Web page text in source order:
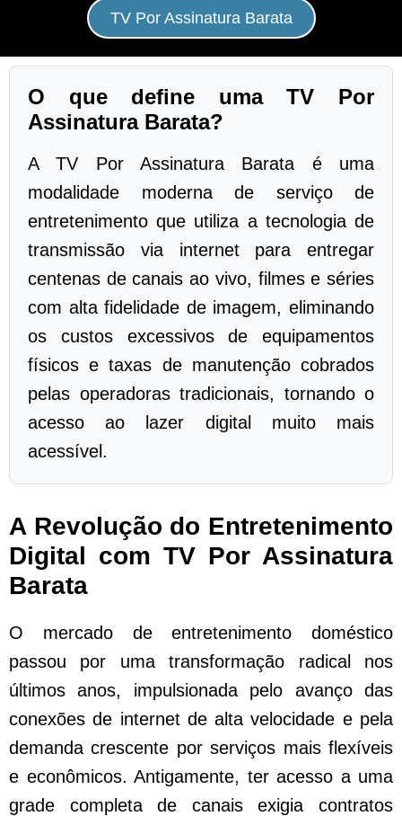
TV Por Assinatura Barata
O que define uma TV Por
Assinatura Barata?
A TV Por Assinatura Barata é uma
modalidade moderna de serviço de
entretenimento que utiliza a tecnologia de
transmissão via internet para entregar
centenas de canais ao vivo, filmes e séries
com alta fidelidade de imagem, eliminando
os custos excessivos de equipamentos
físicos e taxas de manutenção cobrados
pelas operadoras tradicionais, tornando o
acesso ao lazer digital muito mais
acessível.
A Revolução do Entretenimento
Digital com TV Por Assinatura
Barata
O mercado de entretenimento doméstico
passou por uma transformação radical nos
últimos anos, impulsionada pelo avanço das
conexões de internet de alta velocidade e pela
demanda crescente por serviços mais flexíveis
e econômicos. Antigamente, ter acesso a uma
grade completa de canais exigia contratos